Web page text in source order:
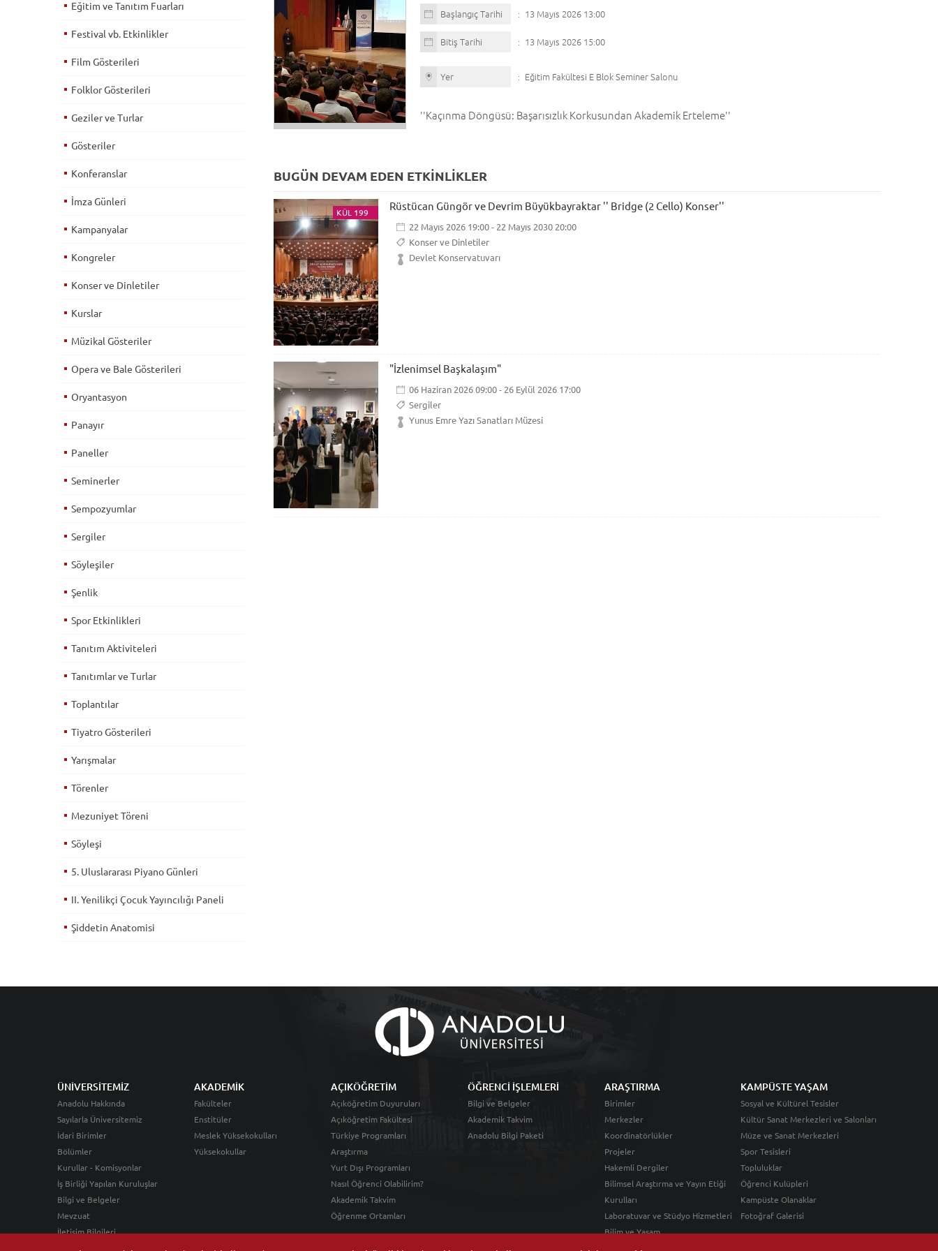
Başlangıç Tarihi 13 Mayıs 2026 13:00
Bitiş Tarihi 13 Mayıs 2026 15:00
Yer Eğitim Fakültesi E Blok Seminer Salonu
''Kaçınma Döngüsü: Başarısızlık Korkusundan Akademik Erteleme''
BUGÜN DEVAM EDEN ETKİNLİKLER
KÜL 199 Rüstücan Güngör ve Devrim Büyükbayraktar '' Bridge (2 Cello) Konser''
22 Mayıs 2026 19:00 - 22 Mayıs 2030 20:00
Konser ve Dinletiler
Devlet Konservatuvarı
"İzlenimsel Başkalaşım"
06 Haziran 2026 09:00 - 26 Eylül 2026 17:00
Sergiler
Yunus Emre Yazı Sanatları Müzesi
Eğitim ve Tanıtım Fuarları
Festival vb. Etkinlikler
Film Gösterileri
Folklor Gösterileri
Geziler ve Turlar
Gösteriler
Konferanslar
İmza Günleri
Kampanyalar
Kongreler
Konser ve Dinletiler
Kurslar
Müzikal Gösteriler
Opera ve Bale Gösterileri
Oryantasyon
Panayır
Paneller
Seminerler
Sempozyumlar
Sergiler
Söyleşiler
Şenlik
Spor Etkinlikleri
Tanıtım Aktiviteleri
Tanıtımlar ve Turlar
Toplantılar
Tiyatro Gösterileri
Yarışmalar
Törenler
Mezuniyet Töreni
Söyleşi
5. Uluslararası Piyano Günleri
II. Yenilikçi Çocuk Yayıncılığı Paneli
Şiddetin Anatomisi
ÜNİVERSİTEMİZ
Anadolu Hakkında
Sayılarla Üniversitemiz
İdari Birimler
Bölümler
Kurullar - Komisyonlar
İş Birliği Yapılan Kuruluşlar
Bilgi ve Belgeler
Mevzuat
İletişim Bilgileri
AKADEMİK
Fakülteler
Enstitüler
Meslek Yüksekokulları
Yüksekokullar
AÇIKÖĞRETİM
Açıköğretim Duyuruları
Açıköğretim Fakültesi
Türkiye Programları
Araştırma
Yurt Dışı Programları
Nasıl Öğrenci Olabilirim?
Akademik Takvim
Öğrenme Ortamları
ÖĞRENCİ İŞLEMLERİ
Bilgi ve Belgeler
Akademik Takvim
Anadolu Bilgi Paketi
ARAŞTIRMA
Birimler
Merkezler
Koordinatörlükler
Projeler
Hakemli Dergiler
Bilimsel Araştırma ve Yayın Etiği
Kurulları
Laboratuvar ve Stüdyo Hizmetleri
Bilim ve Yaşam
KAMPÜSTE YAŞAM
Sosyal ve Kültürel Tesisler
Kültür Sanat Merkezleri ve Salonları
Müze ve Sanat Merkezleri
Spor Tesisleri
Topluluklar
Öğrenci Kulüpleri
Kampüste Olanaklar
Fotoğraf Galerisi